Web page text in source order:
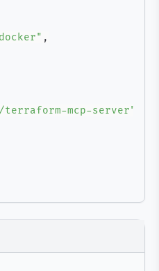
,
terraform-mcp-server"